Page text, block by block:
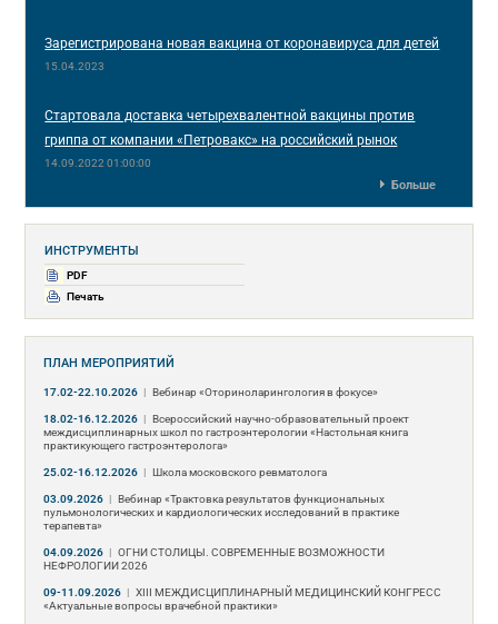
Зарегистрирована новая вакцина от коронавируса для детей
15.04.2023
Стартовала доставка четырехвалентной вакцины против
гриппа от компании «Петровакс» на российский рынок
14.09.2022 01:00:00
Больше
ИНСТРУМЕНТЫ
PDF
Печать
ПЛАН МЕРОПРИЯТИЙ
17.02-22.10.2026 | Вебинар «Оториноларингология в фокусе»
18.02-16.12.2026 | Всероссийский научно-образовательный проект
междисциплинарных школ по гастроэнтерологии «Настольная книга
практикующего гастроэнтеролога»
25.02-16.12.2026 | Школа московского ревматолога
03.09.2026 | Вебинар «Трактовка результатов функциональных
пульмонологических и кардиологических исследований в практике
терапевта»
04.09.2026 | ОГНИ СТОЛИЦЫ. СОВРЕМЕННЫЕ ВОЗМОЖНОСТИ
НЕФРОЛОГИИ 2026
09-11.09.2026 | ХIII МЕЖДИСЦИПЛИНАРНЫЙ МЕДИЦИНСКИЙ КОНГРЕСС
«Актуальные вопросы врачебной практики»